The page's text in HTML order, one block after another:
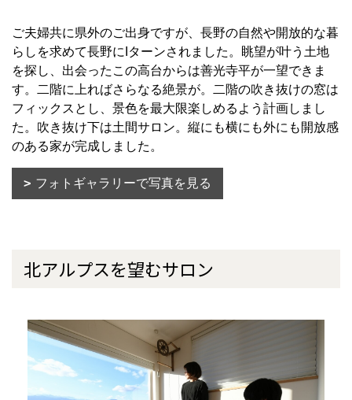
ご夫婦共に県外のご出身ですが、長野の自然や開放的な暮
らしを求めて長野にIターンされました。眺望が叶う土地
を探し、出会ったこの高台からは善光寺平が一望できま
す。二階に上ればさらなる絶景が。二階の吹き抜けの窓は
フィックスとし、景色を最大限楽しめるよう計画しまし
た。吹き抜け下は土間サロン。縦にも横にも外にも開放感
のある家が完成しました。
フォトギャラリーで写真を見る
北アルプスを望むサロン